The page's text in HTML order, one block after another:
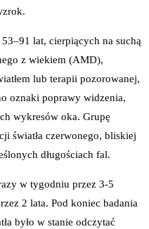
lat, cierpiących na suchą
z wiekiem (AMD),
lub terapii pozorowanej,
oznaki poprawy widzenia,
wykresów oka. Grupę
światła czerwonego, bliskiej
długościach fal.
w tygodniu przez 3-5
2 lata. Pod koniec badania
było w stanie odczytać